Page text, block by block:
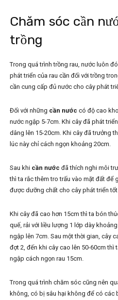
Chăm sóc cần
trồng
Trong quá trình trồng rau, nước luôn
phát triển của rau cần đối với trồng
cần cung cấp đủ nước cho cây phát
Đối với những cần nước có độ cao
nước ngập 5-7cm. Khi cây đã phát
dâng lên 15-20cm. Khi cây đã trưởng
lúc này chỉ cách ngọn khoảng 20cm.
Sau khi cần nước đã thích nghi môi
thì ta rắc thêm tro trấu vào mặt đất để
được dưỡng chất cho cây phát triển tốt
Khi cây đã cao hơn 15cm thì ta bón
quế, rải với liều lượng 1 lớp dày
ngập lên 7cm. Sau một thời gian, cây
đợt 2, đến khi cây cao lên 50-60cm
ngập cách ngọn rau 15cm.
Trong quá trình chăm sóc cũng nên
không, có bị sâu hại không để có